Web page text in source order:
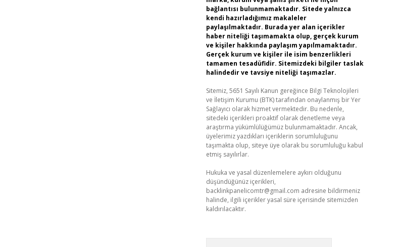
bağlantısı bulunmamaktadır. Sitede yalnızca
kendi hazırladığımız makaleler
paylaşılmaktadır. Burada yer alan içerikler
haber niteliği taşımamakta olup, gerçek kurum
ve kişiler hakkında paylaşım yapılmamaktadır.
Gerçek kurum ve kişiler ile isim benzerlikleri
tamamen tesadüfidir. Sitemizdeki bilgiler taslak
halindedir ve tavsiye niteliği taşımazlar.
Sitemiz, 5651 Sayılı Kanun gereğince Bilgi Teknolojileri
ve İletişim Kurumu (BTK) tarafından onaylanmış bir Yer
Sağlayıcı olarak hizmet vermektedir. Bu nedenle,
sitedeki içerikleri proaktif olarak denetleme veya
araştırma yükümlülüğümüz bulunmamaktadır. Ancak,
üyelerimiz yazdıkları içeriklerin sorumluluğunu
taşımakta olup, siteye üye olarak bu sorumluluğu kabul
etmiş sayılırlar.
Hukuka ve yasal düzenlemelere aykırı olduğunu
düşündüğünüz içerikleri,
backlinkpanelicomtr@gmail.com adresine bildirmeniz
halinde, ilgili içerikler yasal süre içerisinde sitemizden
kaldırılacaktır.